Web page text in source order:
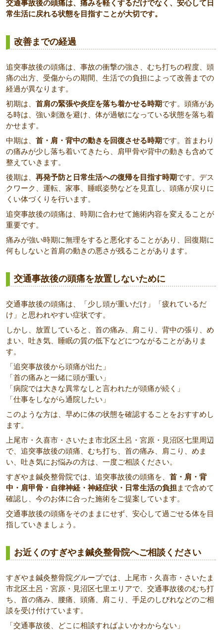
交通事故後の頭痛は、痛みを軽くするだけでなく、安心して日
常生活に戻れる状態を目指すことが大切です。
改善までの経過
追突事故後の頭痛は、事故の衝撃の強さ、むち打ちの程度、頭
痛の出方、受傷からの期間、生活での負担によって改善までの
経過が異なります。
初期は、 首肩の緊張や炎症を落ち着かせる時期です。頭痛があ
る時は、強い刺激を避け、体が過敏になっている状態を落ち着
かせます。
中期は、 首・肩・背中の動きを回復させる時期です。首まわり
の痛みが少し落ち着いてきたら、肩甲骨や背中の動きも含めて
整えていきます。
後期は、 再発予防と日常生活への復帰を目指す時期です。デス
クワーク、運転、家事、睡眠姿勢などを見直し、頭痛が戻りに
くい体づくりを行います。
追突事故後の頭痛は、時期に合わせて施術内容を変えることが
重要です。
痛みが強い時期に無理をすると悪化することがあり、回復期に
何もしないと首肩の動きの悪さが残ることがあります。
交通事故後の頭痛を放置しないために
交通事故後の頭痛は、「少し頭が重いだけ」「疲れているだ
け」と思われやすい症状です。
しかし、放置していると、首の痛み、肩こり、背中の張り、め
まい、吐き気、睡眠の質の低下などにつながることがありま
す。
「追突事故後から頭痛が出た」
「首の痛みと一緒に頭が重い」
「病院では大きな異常なしと言われたが頭痛が続く」
「仕事をしながら通院したい」
このような方は、早めに体の状態を確認することをおすすめし
ます。
上尾市・久喜市・さいたま市北区土呂・宮原・見沼区七里周辺
で、追突事故後の頭痛、むち打ち、首の痛み、肩こり、めま
い、吐き気にお悩みの方は、一度ご相談ください。
すぎやま鍼灸整骨院では、追突事故後の頭痛を、 首・肩・背
中・肩甲骨・自律神経・神経症状・日常生活の負担 まで含めて
確認し、今のお体に合った施術をご提案しています。
交通事故後の頭痛をそのままにせず、安心して過ごせる体を目
指していきましょう。
お近くのすぎやま鍼灸整骨院へご相談ください
すぎやま鍼灸整骨院グループでは、上尾市・久喜市・さいたま
市北区土呂・宮原・見沼区七里エリアで、交通事故後のむち打
ち、首の痛み、腰痛、頭痛、肩こり、手足のしびれなどのご相
談を受け付けています。
「交通事故後、どこに相談すればよいかわからない」